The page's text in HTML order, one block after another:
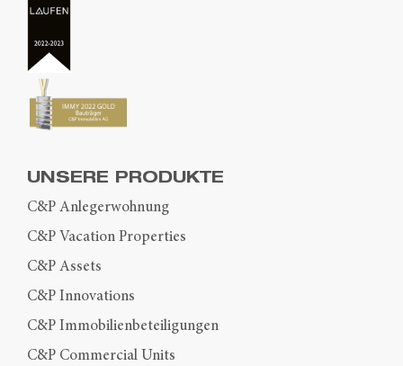
UNSERE PRODUKTE
C&P Anlegerwohnung
C&P Vacation Properties
C&P Assets
C&P Innovations
C&P Immobilienbeteiligungen
C&P Commercial Units